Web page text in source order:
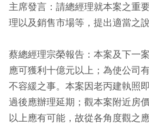
主席發言：請總經理就本案之重
理以及銷售市場等，提出適當之說
蔡總經理宗榮報告：本案及下一
應可獲利十億元以上；為使公司
不容緩之事。本案因老丙建執照
過後應辦理延期；觀本案附近房
以上應有可能，故從各角度觀之